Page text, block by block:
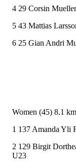
4 29 Corsin
5 43 Mattias
6 25 Gian Andri
Women (45) 8.1
1 137 Amanda Yli
2 129 Birgit
U23